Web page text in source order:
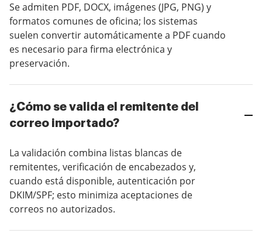
Se admiten PDF, DOCX, imágenes (JPG, PNG) y
formatos comunes de oficina; los sistemas
suelen convertir automáticamente a PDF cuando
es necesario para firma electrónica y
preservación.
¿Cómo se valida el remitente del
correo importado?
La validación combina listas blancas de
remitentes, verificación de encabezados y,
cuando está disponible, autenticación por
DKIM/SPF; esto minimiza aceptaciones de
correos no autorizados.